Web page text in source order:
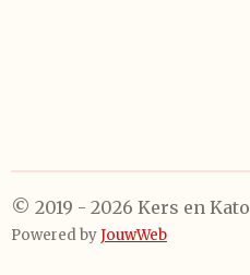
© 2019 - 2026 Kers en Kato
Powered byJouwWeb